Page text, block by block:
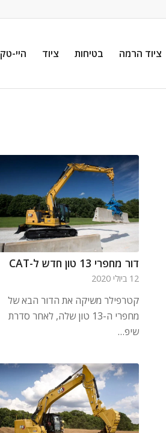
ציוד הרמה בטיחות ציוד היי-טק
דור מחפרי 13 טון חדש ל-CAT
12 ביולי 2020
קטרפילר משיקה את הדור הבא של
מחפרי ה-13 טון שלה, לאחר סדרת
שיפ…